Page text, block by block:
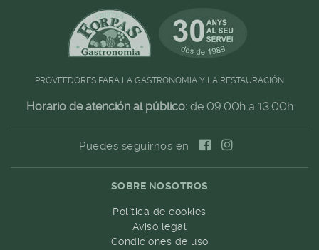
PROVEEDORES PARA LA GASTRONOMIA Y LA RESTAURACIÓN
Horario de atención al público:de 09:00h a 13:00h
Puedes seguirnos en
SOBRE NOSOTROS
Política de cookies
Aviso legal
Condiciones de uso